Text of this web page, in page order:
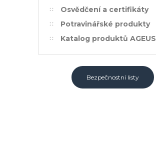
Osvědčení a certifikáty
Potravinářské produkty
Katalog produktů AGEUS
Bezpečnostní listy